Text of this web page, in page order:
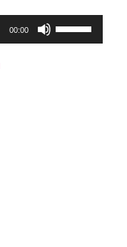
00:00